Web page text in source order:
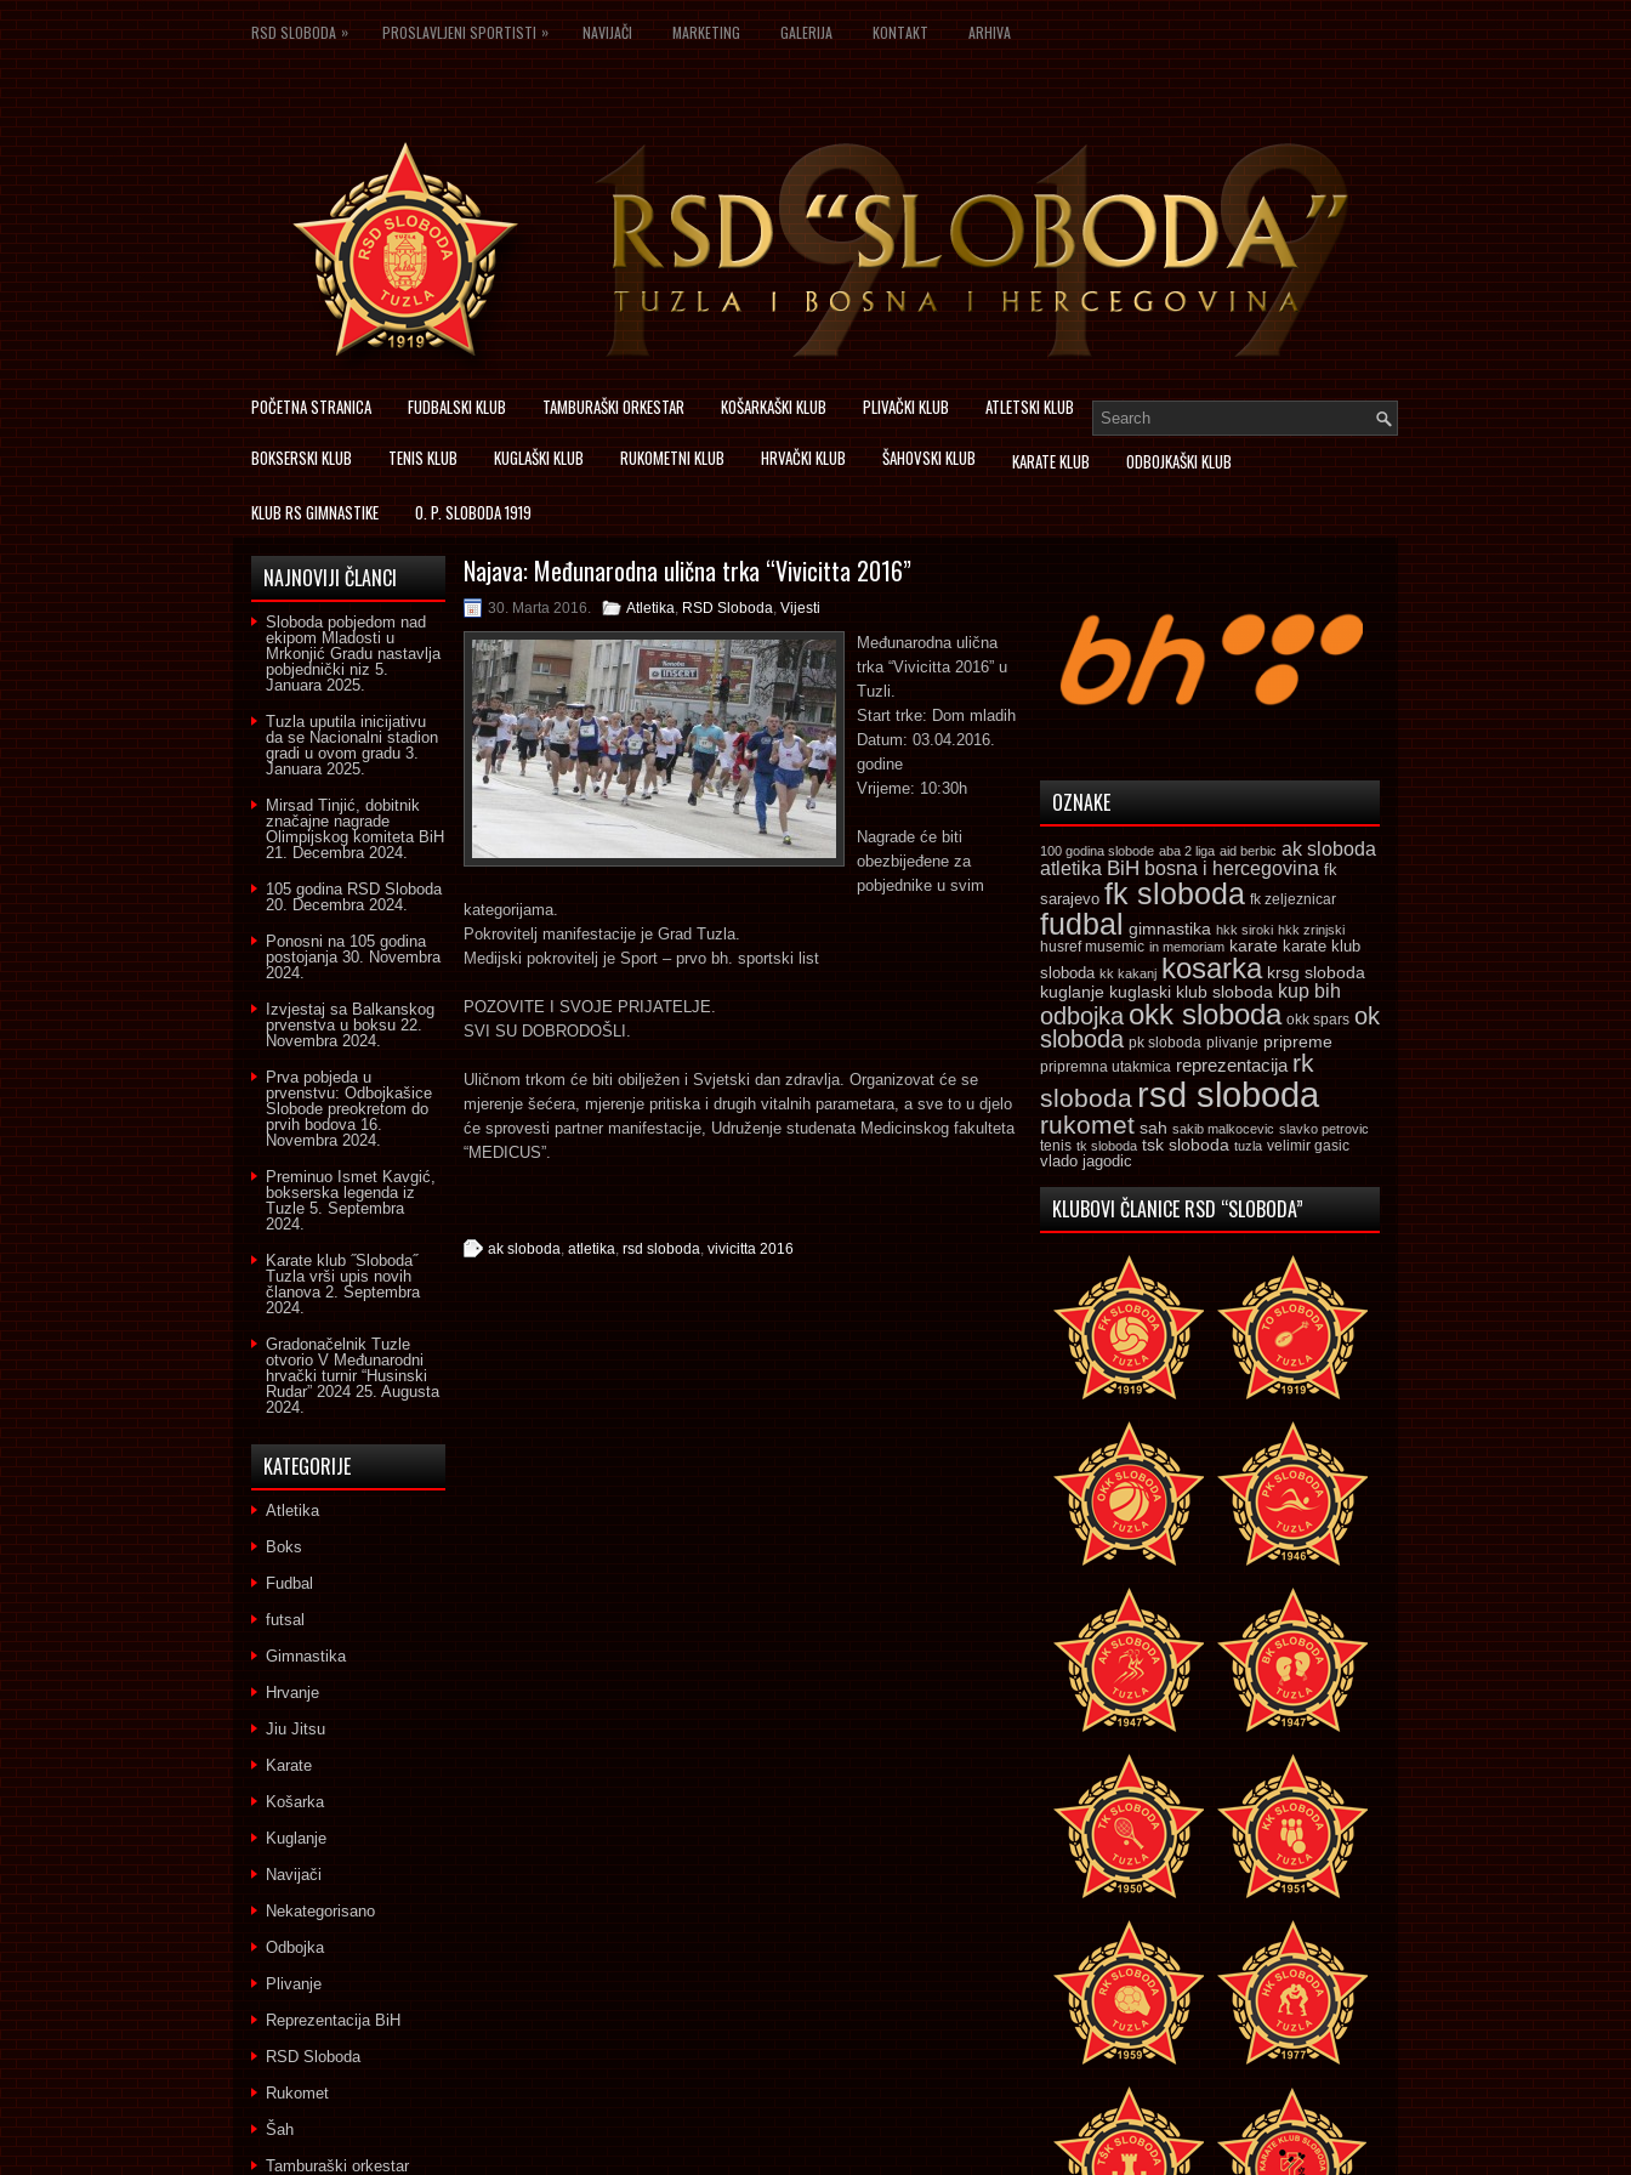
RSD SLOBODA » PROSLAVLJENI SPORTISTI » NAVIJAČI MARKETING GALERIJA KONTAKT ARHIVA
POČETNA STRANICA FUDBALSKI KLUB TAMBURAŠKI ORKESTAR KOŠARKAŠKI KLUB PLIVAČKI KLUB ATLETSKI KLUB
BOKSERSKI KLUB TENIS KLUB KUGLAŠKI KLUB RUKOMETNI KLUB HRVAČKI KLUB ŠAHOVSKI KLUB KARATE KLUB ODBOJKAŠKI KLUB
KLUB RS GIMNASTIKE O. P. SLOBODA 1919
Najava: Međunarodna ulična trka “Vivicitta 2016”
30. Marta 2016. Atletika, RSD Sloboda, Vijesti
Međunarodna ulična
trka “Vivicitta 2016” u
Tuzli.
Start trke: Dom mladih
Datum: 03.04.2016.
godine
Vrijeme: 10:30h
Nagrade će biti
obezbijeđene za
pobjednike u svim
kategorijama.
Pokrovitelj manifestacije je Grad Tuzla.
Medijski pokrovitelj je Sport – prvo bh. sportski list
POZOVITE I SVOJE PRIJATELJE.
SVI SU DOBRODOŠLI.
Uličnom trkom će biti obilježen i Svjetski dan zdravlja. Organizovat će se
mjerenje šećera, mjerenje pritiska i drugih vitalnih parametara, a sve to u djelo
će sprovesti partner manifestacije, Udruženje studenata Medicinskog fakulteta
“MEDICUS”.
ak sloboda, atletika, rsd sloboda, vivicitta 2016
NAJNOVIJI ČLANCI
Sloboda pobjedom nad
ekipom Mladosti u
Mrkonjić Gradu nastavlja
pobjednički niz 5.
Januara 2025.
Tuzla uputila inicijativu
da se Nacionalni stadion
gradi u ovom gradu 3.
Januara 2025.
Mirsad Tinjić, dobitnik
značajne nagrade
Olimpijskog komiteta BiH
21. Decembra 2024.
105 godina RSD Sloboda
20. Decembra 2024.
Ponosni na 105 godina
postojanja 30. Novembra
2024.
Izvjestaj sa Balkanskog
prvenstva u boksu 22.
Novembra 2024.
Prva pobjeda u
prvenstvu: Odbojkašice
Slobode preokretom do
prvih bodova 16.
Novembra 2024.
Preminuo Ismet Kavgić,
bokserska legenda iz
Tuzle 5. Septembra
2024.
Karate klub ˝Sloboda˝
Tuzla vrši upis novih
članova 2. Septembra
2024.
Gradonačelnik Tuzle
otvorio V Međunarodni
hrvački turnir “Husinski
Rudar” 2024 25. Augusta
2024.
KATEGORIJE
Atletika
Boks
Fudbal
futsal
Gimnastika
Hrvanje
Jiu Jitsu
Karate
Košarka
Kuglanje
Navijači
Nekategorisano
Odbojka
Plivanje
Reprezentacija BiH
RSD Sloboda
Rukomet
Šah
Tamburaški orkestar
OZNAKE
100 godina slobode aba 2 liga aid berbic ak sloboda
atletika BiH bosna i hercegovina fk
sarajevo fk sloboda fk zeljeznicar
fudbal gimnastika hkk siroki hkk zrinjski
husref musemic in memoriam karate karate klub
sloboda kk kakanj kosarka krsg sloboda
kuglanje kuglaski klub sloboda kup bih
odbojka okk sloboda okk spars ok
sloboda pk sloboda plivanje pripreme
pripremna utakmica reprezentacija rk
sloboda rsd sloboda
rukomet sah sakib malkocevic slavko petrovic
tenis tk sloboda tsk sloboda tuzla velimir gasic
vlado jagodic
KLUBOVI ČLANICE RSD “SLOBODA”